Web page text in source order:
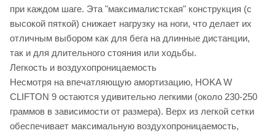
при каждом шаге. Эта "максималистская" конструкция (с
высокой пяткой) снижает нагрузку на ноги, что делает их
отличным выбором как для бега на длинные дистанции,
так и для длительного стояния или ходьбы.
Легкость и воздухопроницаемость
Несмотря на впечатляющую амортизацию, HOKA W
CLIFTON 9 остаются удивительно легкими (около 230-250
граммов в зависимости от размера). Верх из легкой сетки
обеспечивает максимальную воздухопроницаемость,